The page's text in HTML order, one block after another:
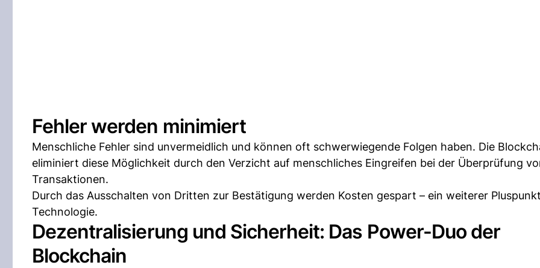
Fehler werden minimiert
Menschliche Fehler sind unvermeidlich und können oft schwerwiegende Folgen haben. Die
eliminiert diese Möglichkeit durch den Verzicht auf menschliches Eingreifen bei der Überprüfung
Transaktionen.
Durch das Ausschalten von Dritten zur Bestätigung werden Kosten gespart – ein weiterer
Technologie.
Dezentralisierung und Sicherheit: Das Power-Duo der
Blockchain